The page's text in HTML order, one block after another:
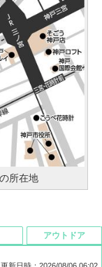
所在地
アウトドア